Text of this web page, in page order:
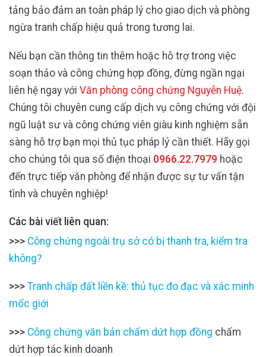
tảng bảo đảm an toàn pháp lý cho giao dịch và phòng
ngừa tranh chấp hiệu quả trong tương lai.
Nếu bạn cần thông tin thêm hoặc hỗ trợ trong việc
soạn thảo và công chứng hợp đồng, đừng ngần ngại
liên hệ ngay với Văn phòng công chứng Nguyễn Huệ.
Chúng tôi chuyên cung cấp dịch vụ công chứng với đội
ngũ luật sư và công chứng viên giàu kinh nghiệm sẵn
sàng hỗ trợ bạn mọi thủ tục pháp lý cần thiết. Hãy gọi
cho chúng tôi qua số điện thoại 0966.22.7979 hoặc
đến trực tiếp văn phòng để nhận được sự tư vấn tận
tình và chuyên nghiệp!
Các bài viết liên quan:
>>> Công chứng ngoài trụ sở có bị thanh tra, kiểm tra
không?
>>> Tranh chấp đất liền kề: thủ tục đo đạc và xác minh
mốc giới
>>> Công chứng văn bản chấm dứt hợp đồng chấm
dứt hợp tác kinh doanh